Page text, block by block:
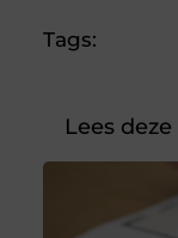
Tags:
Lees deze